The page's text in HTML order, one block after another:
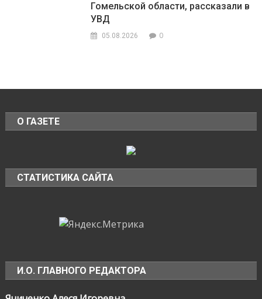
Гомельской области, рассказали в
УВД
05.08.2026 0
О ГАЗЕТЕ
СТАТИСТИКА САЙТА
И.О. ГЛАВНОГО РЕДАКТОРА